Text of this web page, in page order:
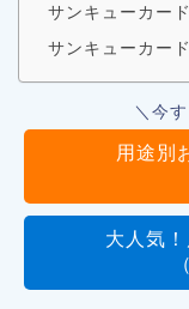
サンキューカー
サンキューカー
＼今
用途別
大人気